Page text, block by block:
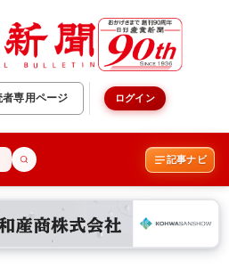
者専用ページ ログイン
記事ナビ